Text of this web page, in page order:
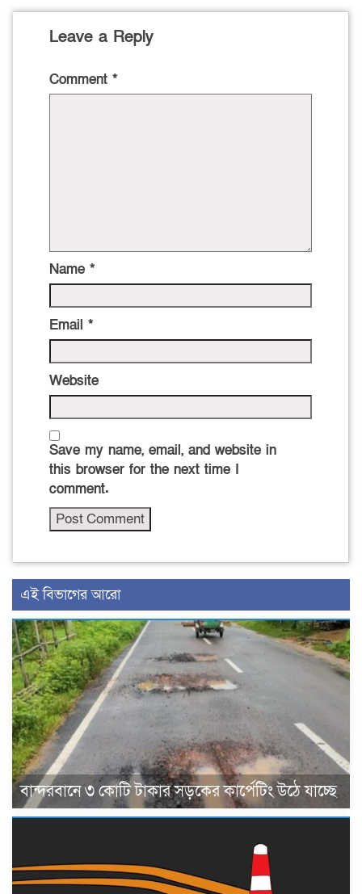
Leave a Reply
Comment *
Name *
Email *
Website
Save my name, email, and website in
this browser for the next time I
comment.
এই বিভাগের আরো
বান্দরবানে ৩ কোটি টাকার সড়কের কার্পেটিং উঠে যাচ্ছে